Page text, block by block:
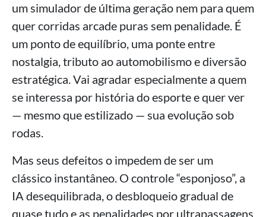
um simulador de última geração nem para quem
quer corridas arcade puras sem penalidade. É
um ponto de equilíbrio, uma ponte entre
nostalgia, tributo ao automobilismo e diversão
estratégica. Vai agradar especialmente a quem
se interessa por história do esporte e quer ver
— mesmo que estilizado — sua evolução sob
rodas.
Mas seus defeitos o impedem de ser um
clássico instantâneo. O controle “esponjoso”, a
IA desequilibrada, o desbloqueio gradual de
quase tudo e as penalidades por ultrapassagens